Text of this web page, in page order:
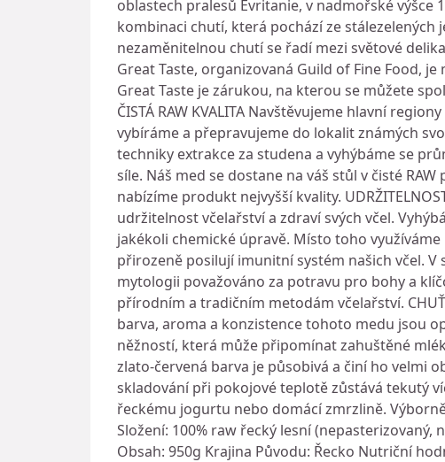
oblastech pralesů Evritanie, v nadmořské výšce
kombinaci chutí, která pochází ze
nezaměnitelnou chutí se řadí mezi světové
Great Taste, organizovaná Guild of Fine Food,
Great Taste je zárukou, na kterou se můžete
ČISTÁ RAW KVALITA Navštěvujeme hlavní
vybíráme a přepravujeme do lokalit známých
techniky extrakce za studena a vyhýbáme se
síle. Náš med se dostane na váš stůl v čisté
nabízíme produkt nejvyšší kvality.
udržitelnost včelařství a zdraví svých včel.
jakékoli chemické úpravě. Místo toho
přirozeně posilují imunitní systém našich včel.
mytologii považováno za potravu pro bohy a
přírodním a tradičním metodám včelařství. CHUŤ,
barva, aroma a konzistence tohoto medu jsou
něžností, která může připomínat zahuštěné
zlato-červená barva je působivá a činí ho velmi
skladování při pokojové teplotě zůstává tekutý
řeckému jogurtu nebo domácí zmrzlině.
Složení: 100% raw řecký lesní
Obsah: 950g Krajina Původu: Řecko Nutriční